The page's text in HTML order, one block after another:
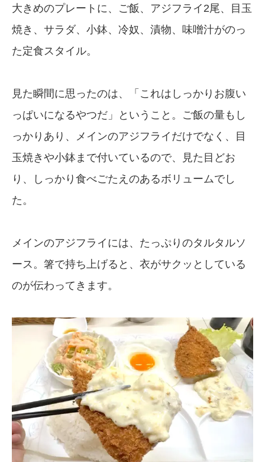
大きめのプレートに、ご飯、アジフライ2尾、目玉
焼き、サラダ、小鉢、冷奴、漬物、味噌汁がのっ
た定食スタイル。
見た瞬間に思ったのは、「これはしっかりお腹い
っぱいになるやつだ」ということ。ご飯の量もし
っかりあり、メインのアジフライだけでなく、目
玉焼きや小鉢まで付いているので、見た目どお
り、しっかり食べごたえのあるボリュームでし
た。
メインのアジフライには、たっぷりのタルタルソ
ース。箸で持ち上げると、衣がサクッとしている
のが伝わってきます。